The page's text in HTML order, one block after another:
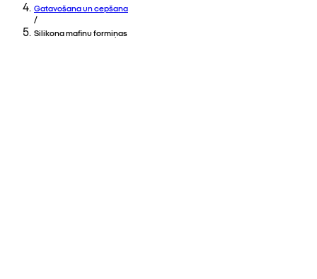
Gatavošana un cepšana
/
Silikona mafinu formiņas